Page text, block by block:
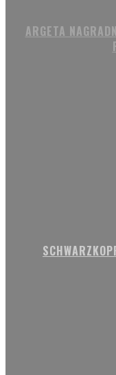
ARGETA